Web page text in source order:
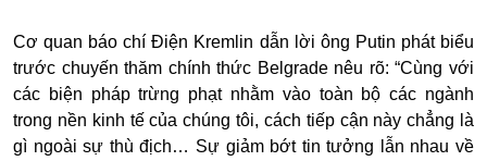
Cơ quan báo chí Điện Kremlin dẫn lời ông Putin phát biểu
trước chuyến thăm chính thức Belgrade nêu rõ: “Cùng với
các biện pháp trừng phạt nhằm vào toàn bộ các ngành
trong nền kinh tế của chúng tôi, cách tiếp cận này chẳng là
gì ngoài sự thù địch… Sự giảm bớt tin tưởng lẫn nhau về